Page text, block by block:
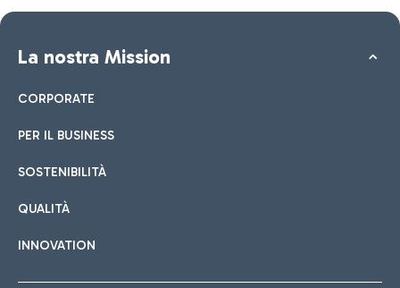
La nostra Mission
CORPORATE
PER IL BUSINESS
SOSTENIBILITÀ
QUALITÀ
INNOVATION